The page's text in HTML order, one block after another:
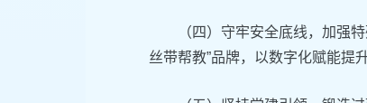
（四）‌守牢安全底线，加强
丝带帮教”品牌，以数字化赋能提